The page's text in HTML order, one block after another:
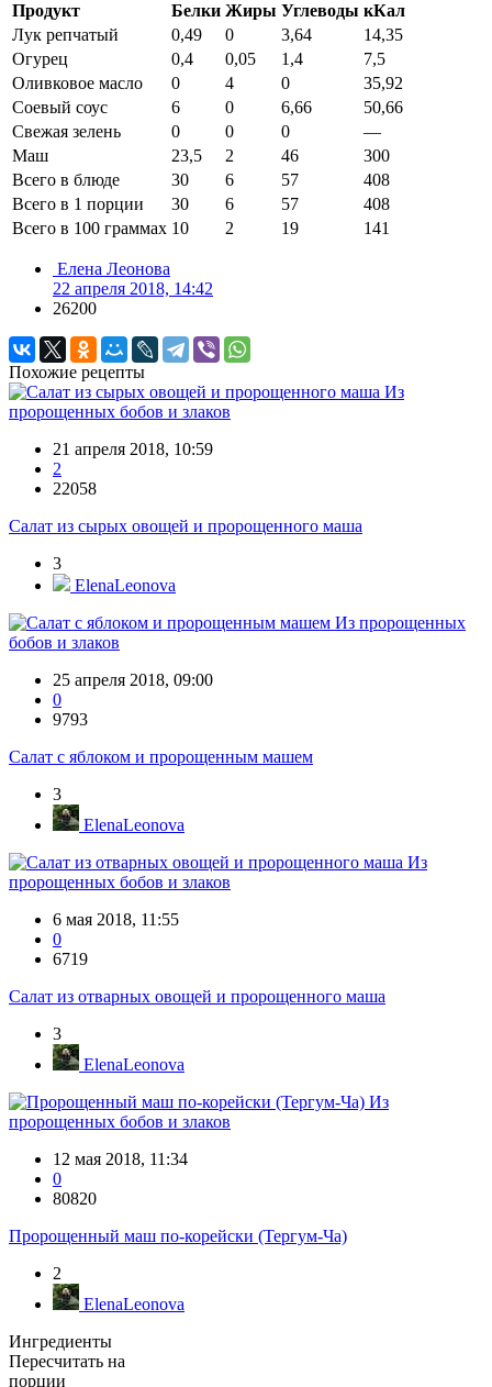
Продукт Белки Жиры Углеводы кКал
Лук репчатый
0,49 0 3,64
14,35
Огурец
0,4 0,05 1,4
7,5
Оливковое масло
0 4 0
35,92
Соевый соус
6 0 6,66
50,66
Свежая зелень
0 0 0
—
Маш
23,5 2 46
300
Всего в блюде
30 6 57
408
Всего в 1 порции
30 6 57
408
Всего в 100 граммах 10 2 19 141
Елена Леонова
22 апреля 2018, 14:42
26200
Похожие рецепты
Из
пророщенных бобов и злаков
21 апреля 2018, 10:59
2
22058
Салат из сырых овощей и пророщенного маша
3
ElenaLeonova
Из пророщенных
бобов и злаков
25 апреля 2018, 09:00
0
9793
Салат с яблоком и пророщенным машем
3
ElenaLeonova
Из
пророщенных бобов и злаков
6 мая 2018, 11:55
0
6719
Салат из отварных овощей и пророщенного маша
3
ElenaLeonova
Из
пророщенных бобов и злаков
12 мая 2018, 11:34
0
80820
Пророщенный маш по-корейски (Тергум-Ча)
2
ElenaLeonova
Ингредиенты
Пересчитать на
порции